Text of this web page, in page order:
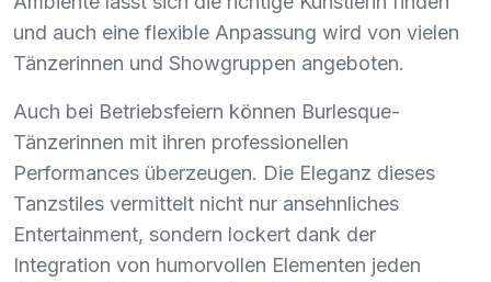
und auch eine flexible Anpassung wird von vielen
Tänzerinnen und Showgruppen angeboten.
Auch bei Betriebsfeiern können Burlesque-
Tänzerinnen mit ihren professionellen
Performances überzeugen. Die Eleganz dieses
Tanzstiles vermittelt nicht nur ansehnliches
Entertainment, sondern lockert dank der
Integration von humorvollen Elementen jeden